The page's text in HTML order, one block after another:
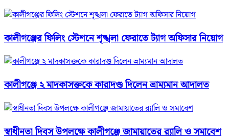
কালীগঞ্জের ফিলিং স্টেশনে শৃঙ্খলা ফেরাতে ট্যাগ অফিসার নিয়োগ
কালীগঞ্জে ২ মাদকাসক্তকে কারাদণ্ড দিলেন ভ্রাম্যমান আদালত
স্বাধীনতা দিবস উপলক্ষে কালীগঞ্জে জামায়াতের র‌্যালি ও সমাবেশ